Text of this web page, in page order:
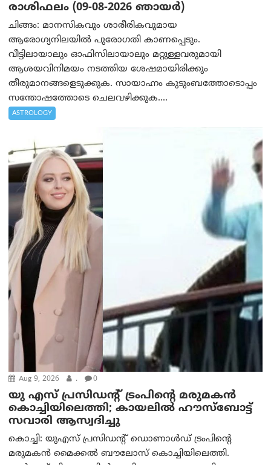
രാശിഫലം (09-08-2026 ഞായര്‍)
ചിങ്ങം: മാനസികവും ശാരീരികവുമായ
ആരോഗ്യനിലയിൽ പുരോഗതി കാണപ്പെടും.
വീട്ടിലായാലും ഓഫിസിലായാലും മറ്റുള്ളവരുമായി
ആശയവിനിമയം നടത്തിയ ശേഷമായിരിക്കും
തീരുമാനങ്ങളെടുക്കുക. സായാഹ്നം കുടുംബത്തോടൊപ്പം
സന്തോഷത്തോടെ ചെലവഴിക്കുക....
ASTROLOGY
Aug 9, 2026 . 0
യു എസ് പ്രസിഡന്റ് ട്രംപിന്റെ മരുമകൻ
കൊച്ചിയിലെത്തി; കായലിൽ ഹൗസ്ബോട്ട്
സവാരി ആസ്വദിച്ചു
കൊച്ചി: യുഎസ് പ്രസിഡന്റ് ഡൊണാൾഡ് ട്രംപിന്റെ
മരുമകൻ മൈക്കൽ ബൗലോസ് കൊച്ചിയിലെത്തി.